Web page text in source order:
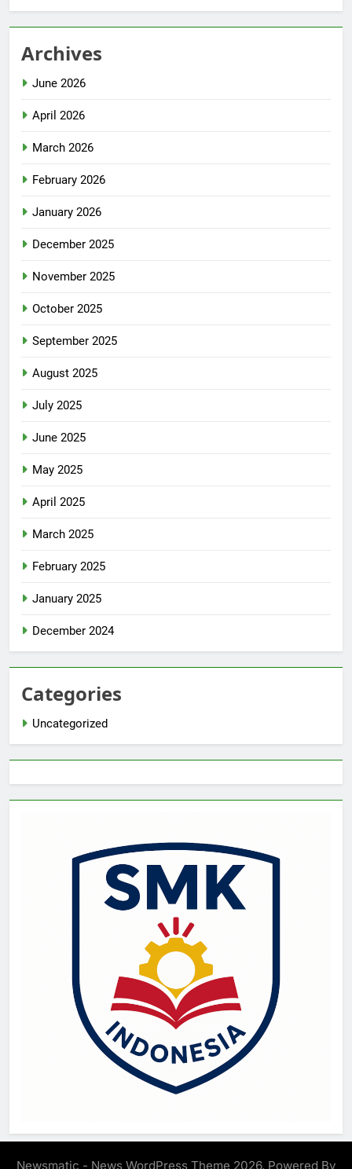
Archives
June 2026
April 2026
March 2026
February 2026
January 2026
December 2025
November 2025
October 2025
September 2025
August 2025
July 2025
June 2025
May 2025
April 2025
March 2025
February 2025
January 2025
December 2024
Categories
Uncategorized
Newsmatic - News WordPress Theme 2026. Powered By